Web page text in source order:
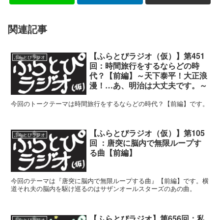
関連記事
ふらとぴラジオ
【ふらとぴラジオ（仮）】第451
回：時間旅行をするならどの時
代？【前編】～天下泰平！大正浪
漫！…あ、明治は大丈夫です。～
今回のトークテーマは時間旅行をするならどの時代？【前編】です。
ふらとぴラジオ
【ふらとぴラジオ（仮）】第105
回 ：唐突に脳内で無限ループす
る曲【前編】
今回のテーマは『唐突に脳内で無限ループする曲』【前編】です。横
道それ夫の脳内を駆け巡るのはサザンオールスターズのあの曲。